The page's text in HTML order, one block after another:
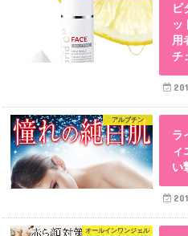
ビ
ッ
用
チ
アルブチン
ラ
ィ
い
オールインワンジェル